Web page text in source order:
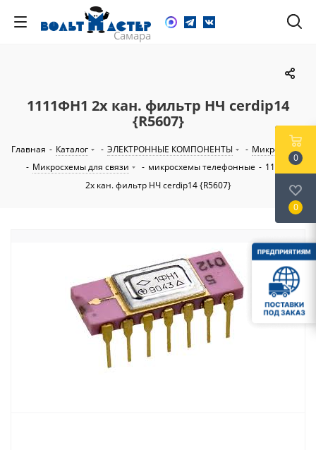
1111ФН1 2х кан. фильтр НЧ cerdip14
{R5607}
Главная - Каталог - ЭЛЕКТРОННЫЕ КОМПОНЕНТЫ - Микросхемы
- Микросхемы для связи - микросхемы телефонные - 1111ФН1
2х кан. фильтр НЧ cerdip14 {R5607}
0
0